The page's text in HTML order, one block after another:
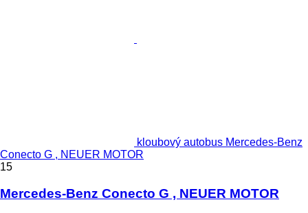
kloubový autobus Mercedes-Benz
Conecto G , NEUER MOTOR
15
Mercedes-Benz Conecto G , NEUER MOTOR